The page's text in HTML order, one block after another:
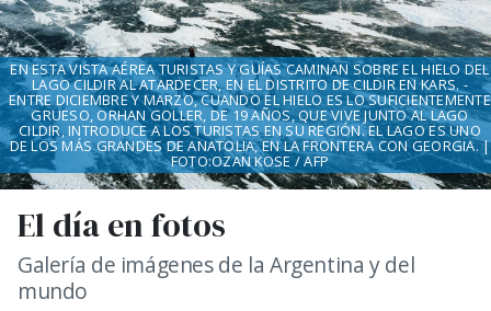
El día en fotos
Galería de imágenes de la Argentina y del
mundo
EN ESTA VISTA AÉREA TURISTAS Y GUÍAS CAMINAN SOBRE EL HIELO DEL
LAGO CILDIR AL ATARDECER, EN EL DISTRITO DE CILDIR EN KARS. -
ENTRE DICIEMBRE Y MARZO, CUANDO EL HIELO ES LO SUFICIENTEMENTE
GRUESO, ORHAN GOLLER, DE 19 AÑOS, QUE VIVE JUNTO AL LAGO
CILDIR, INTRODUCE A LOS TURISTAS EN SU REGIÓN. EL LAGO ES UNO
DE LOS MÁS GRANDES DE ANATOLIA, EN LA FRONTERA CON GEORGIA. |
FOTO:OZAN KOSE / AFP